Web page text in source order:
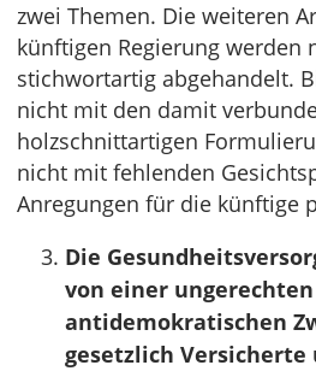
zwei Themen. Die weiteren
künftigen Regierung werden
stichwortartig abgehandelt.
nicht mit den damit
holzschnittartigen
nicht mit fehlenden
Anregungen für die künftige
Die
von einer
antidemokratischen
gesetzlich Versicherte